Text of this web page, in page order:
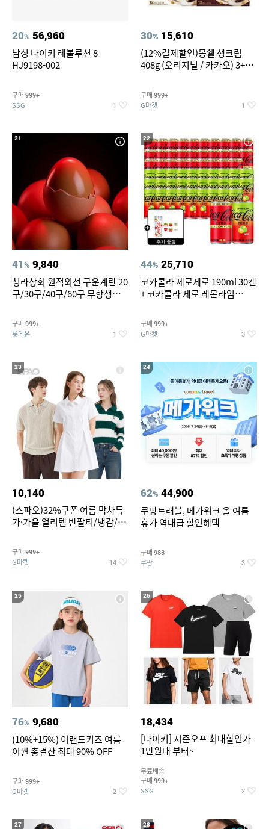
20% 56,960
남성 나이키 레볼루션 8
HJ9198-002
구매 999+
SSG 1
30% 15,610
(12%결제할인)몽쉘 생크림
408g (오리지널 / 카카오) 3+1
구매 999+
G마켓 1
21
41% 9,840
청라상회 원적외선 구운계란 20
구/30구/40구/60구 무항생제
구매 999+
롯데온 1
22
44% 25,710
코카콜라 제로제로 190ml 30캔
+ 코카콜라 제로 레몬라임
티커 세트
구매 999+
G마켓 3
23
10,140
(스파오)32%쿠폰 여름 막차특
가·가을 얼리템 반팔티/냉감/반
건 외 ~74%OFF
구매 999+
G마켓 14
24
62% 44,900
쿠팡트래블, 메가위크 올 여름
휴가 역대급 할인혜택
구매 983
쿠팡 3
25
76% 9,680
(10%+15%) 이랜드키즈 여름
이월 총결산 최대 90% OFF
구매 999+
G마켓 2
26
18,434
[나이키] 시즌오프 최대할인가
1만원대 부터~
무료배송
구매 999+
SSG 2
27 28